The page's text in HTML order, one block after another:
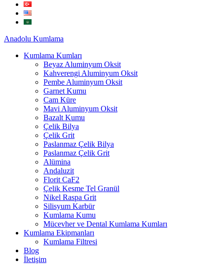
Anadolu Kumlama
Kumlama Kumları
Beyaz Aluminyum Oksit
Kahverengi Aluminyum Oksit
Pembe Aluminyum Oksit
Garnet Kumu
Cam Küre
Mavi Aluminyum Oksit
Bazalt Kumu
Çelik Bilya
Çelik Grit
Paslanmaz Çelik Bilya
Paslanmaz Çelik Grit
Alümina
Andaluzit
Florit CaF2
Çelik Kesme Tel Granül
Nikel Raspa Grit
Silisyum Karbür
Kumlama Kumu
Mücevher ve Dental Kumlama Kumları
Kumlama Ekipmanları
Kumlama Filtresi
Blog
İletişim